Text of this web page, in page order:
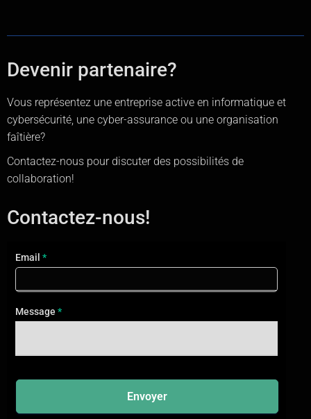
Devenir partenaire?
Vous représentez une entreprise active en informatique et
cybersécurité, une cyber-assurance ou une organisation
faîtière?
Contactez-nous pour discuter des possibilités de
collaboration!
Contactez-nous!
Contact
2025
Email *
Message *
Envoyer